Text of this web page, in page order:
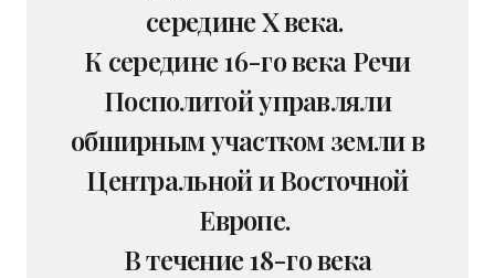
середине X века.
К середине 16-го века Речи
Посполитой управляли
обширным участком земли в
Центральной и Восточной
Европе.
В течение 18-го века